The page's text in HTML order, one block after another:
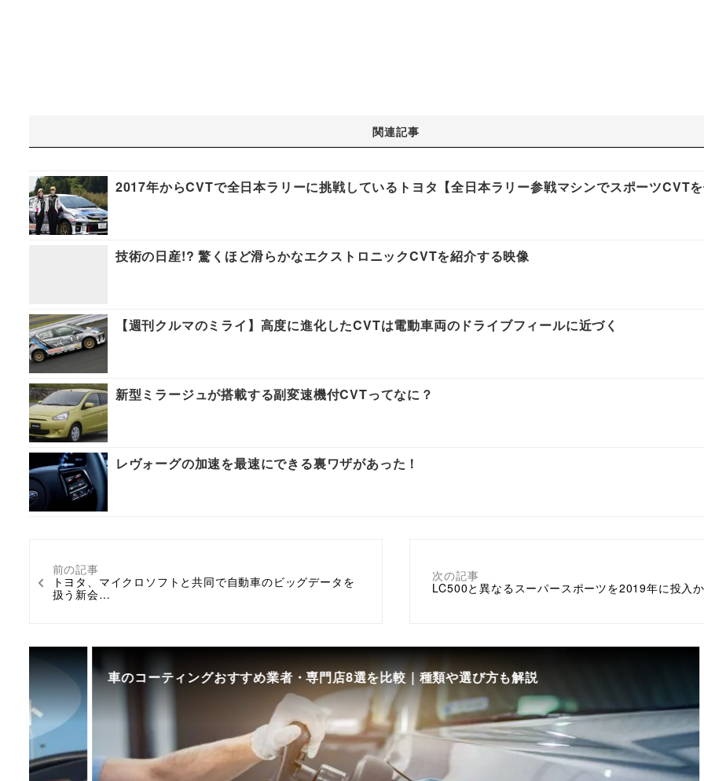
前の記事
トヨタ、マイクロソフトと共同で自動車のビッグデータを
扱う新会…
次の記事
LC500と異なるスーパースポーツを2019年に投入
関連記事
2017年からCVTで全日本ラリーに挑戦しているトヨタ【全日本ラリー参戦マシンでスポーツCVT
技術の日産!? 驚くほど滑らかなエクストロニックCVTを紹介する映像
【週刊クルマのミライ】高度に進化したCVTは電動車両のドライブフィールに近づく
新型ミラージュが搭載する副変速機付CVTってなに？
レヴォーグの加速を最速にできる裏ワザがあった！
車のコーティングおすすめ業者・専門店8選を比較｜種類や選び方も解説